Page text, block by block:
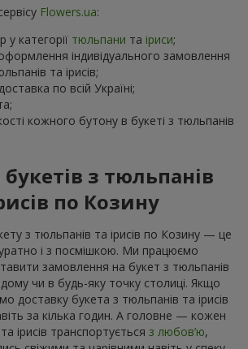
Flowers.ua:
у категорії тюльпани та іриси;
індивідуального замовлення
та ірисів;
по всій Україні;
кожного бутону в букеті з тюльпанів
з тюльпанів
по Козину
з тюльпанів та ірисів по Козину — це
і з посмішкою. Ми працюємо
замовлення на букет з тюльпанів
чи в будь-яку точку столиці. Якщо
доставку букета з тюльпанів та ірисів
за кілька годин. А головне — кожен
ірисів транспортується з любов’ю,